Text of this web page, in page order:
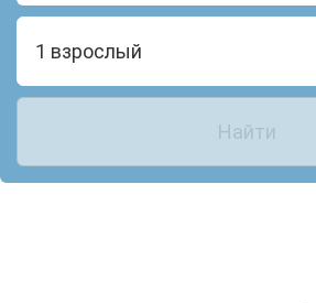
1 взрослый
Найти